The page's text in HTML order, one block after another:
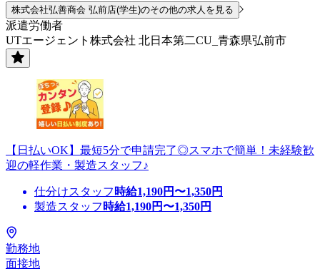
株式会社弘善商会 弘前店(学生)のその他の求人を見る
派遣労働者
UTエージェント株式会社 北日本第二CU_青森県弘前市
【日払いOK】最短5分で申請完了◎スマホで簡単！未経験歓
迎の軽作業・製造スタッフ♪
仕分けスタッフ 時給1,190円〜1,350円
製造スタッフ 時給1,190円〜1,350円
勤務地
面接地